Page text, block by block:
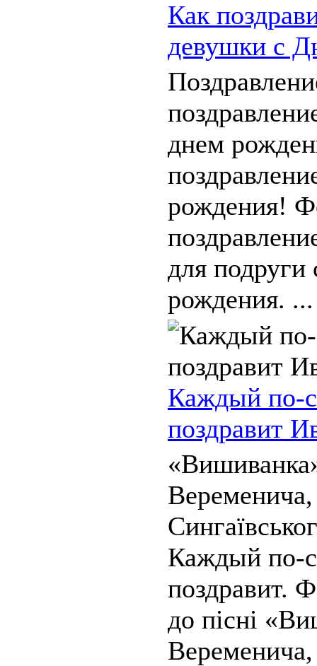
Как
девушки с
днем
рождения!
для подруги
рождения. ...
Каждый по-
поздравит
Каждый по-
поздравит.
до пісні